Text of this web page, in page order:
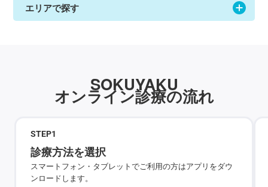
エリアで探す
SOKUYAKU
オンライン診療の流れ
STEP1
診療方法を選択
スマートフォン・タブレットでご利用の方はアプリをダウ
ンロードします。